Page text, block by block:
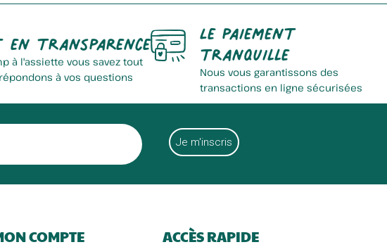
transparence
à l'assiette vous savez tout
à vos questions
Le paiement
tranquille
Nous vous garantissons des
transactions en ligne sécurisées
COMPTE ACCÈS RAPIDE